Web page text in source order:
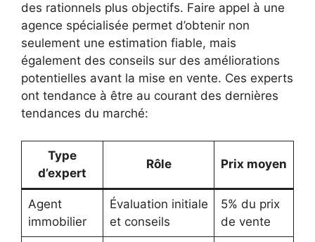
des rationnels plus objectifs. Faire appel à une
agence spécialisée permet d’obtenir non
seulement une estimation fiable, mais
également des conseils sur des améliorations
potentielles avant la mise en vente. Ces experts
ont tendance à être au courant des dernières
tendances du marché:
Type
d’expert
Rôle Prix moyen
Agent
immobilier
Évaluation initiale
et conseils
5% du prix
de vente